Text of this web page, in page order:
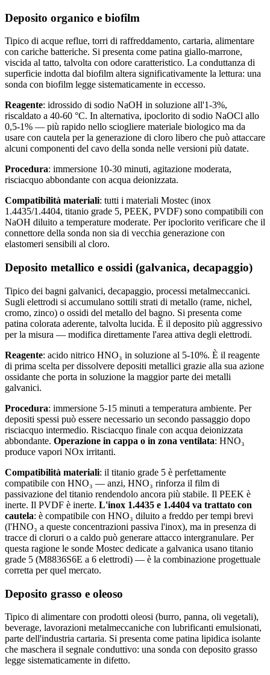
Deposito organico e biofilm
Tipico di acque reflue, torri di raffreddamento, cartaria, alimentare
con cariche batteriche. Si presenta come patina giallo-marrone,
viscida al tatto, talvolta con odore caratteristico. La conduttanza di
superficie indotta dal biofilm altera significativamente la lettura: una
sonda con biofilm legge sistematicamente in eccesso.
Reagente: idrossido di sodio NaOH in soluzione all'1-3%,
riscaldato a 40-60 °C. In alternativa, ipoclorito di sodio NaOCl allo
0,5-1% — più rapido nello sciogliere materiale biologico ma da
usare con cautela per la generazione di cloro libero che può attaccare
alcuni componenti del cavo della sonda nelle versioni più datate.
Procedura: immersione 10-30 minuti, agitazione moderata,
risciacquo abbondante con acqua deionizzata.
Compatibilità materiali: tutti i materiali Mostec (inox
1.4435/1.4404, titanio grade 5, PEEK, PVDF) sono compatibili con
NaOH diluito a temperature moderate. Per ipoclorito verificare che il
connettore della sonda non sia di vecchia generazione con
elastomeri sensibili al cloro.
Deposito metallico e ossidi (galvanica, decapaggio)
Tipico dei bagni galvanici, decapaggio, processi metalmeccanici.
Sugli elettrodi si accumulano sottili strati di metallo (rame, nichel,
cromo, zinco) o ossidi del metallo del bagno. Si presenta come
patina colorata aderente, talvolta lucida. È il deposito più aggressivo
per la misura — modifica direttamente l'area attiva degli elettrodi.
Reagente: acido nitrico HNO₃ in soluzione al 5-10%. È il reagente
di prima scelta per dissolvere depositi metallici grazie alla sua azione
ossidante che porta in soluzione la maggior parte dei metalli
galvanici.
Procedura: immersione 5-15 minuti a temperatura ambiente. Per
depositi spessi può essere necessario un secondo passaggio dopo
risciacquo intermedio. Risciacquo finale con acqua deionizzata
abbondante. Operazione in cappa o in zona ventilata: HNO₃
produce vapori NOx irritanti.
Compatibilità materiali: il titanio grade 5 è perfettamente
compatibile con HNO₃ — anzi, HNO₃ rinforza il film di
passivazione del titanio rendendolo ancora più stabile. Il PEEK è
inerte. Il PVDF è inerte. L'inox 1.4435 e 1.4404 va trattato con
cautela: è compatibile con HNO₃ diluito a freddo per tempi brevi
(l'HNO₃ a queste concentrazioni passiva l'inox), ma in presenza di
tracce di cloruri o a caldo può generare attacco intergranulare. Per
questa ragione le sonde Mostec dedicate a galvanica usano titanio
grade 5 (M8836S6E a 6 elettrodi) — è la combinazione progettuale
corretta per quel mercato.
Deposito grasso e oleoso
Tipico di alimentare con prodotti oleosi (burro, panna, oli vegetali),
beverage, lavorazioni metalmeccaniche con lubrificanti emulsionati,
parte dell'industria cartaria. Si presenta come patina lipidica isolante
che maschera il segnale conduttivo: una sonda con deposito grasso
legge sistematicamente in difetto.